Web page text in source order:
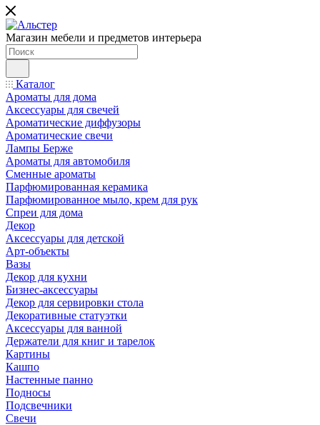
Магазин мебели и предметов интерьера
Каталог
Ароматы для дома
Аксессуары для свечей
Ароматические диффузоры
Ароматические свечи
Лампы Берже
Ароматы для автомобиля
Сменные ароматы
Парфюмированная керамика
Парфюмированное мыло, крем для рук
Спреи для дома
Декор
Аксессуары для детской
Арт-объекты
Вазы
Декор для кухни
Бизнес-аксессуары
Декор для сервировки стола
Декоративные статуэтки
Аксессуары для ванной
Держатели для книг и тарелок
Картины
Кашпо
Настенные панно
Подносы
Подсвечники
Свечи